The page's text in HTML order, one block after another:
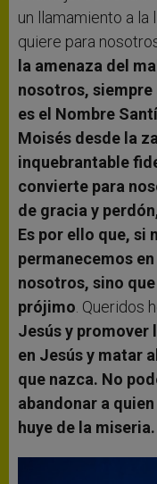
un llamamiento a la
quiere para
la amenaza del
nosotros, siempre
es el Nombre
Moisés desde la
inquebrantable
convierte para
de gracia y
Es por ello que, si
permanecemos
nosotros, sino
prójimo . Queridos
Jesús y promover
en Jesús y matar
que nazca. No
abandonar a
huye de la miseria.